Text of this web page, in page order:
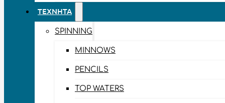
ΤΕΧΝΗΤΆ
SPINNING
MINNOWS
PENCILS
TOP WATERS